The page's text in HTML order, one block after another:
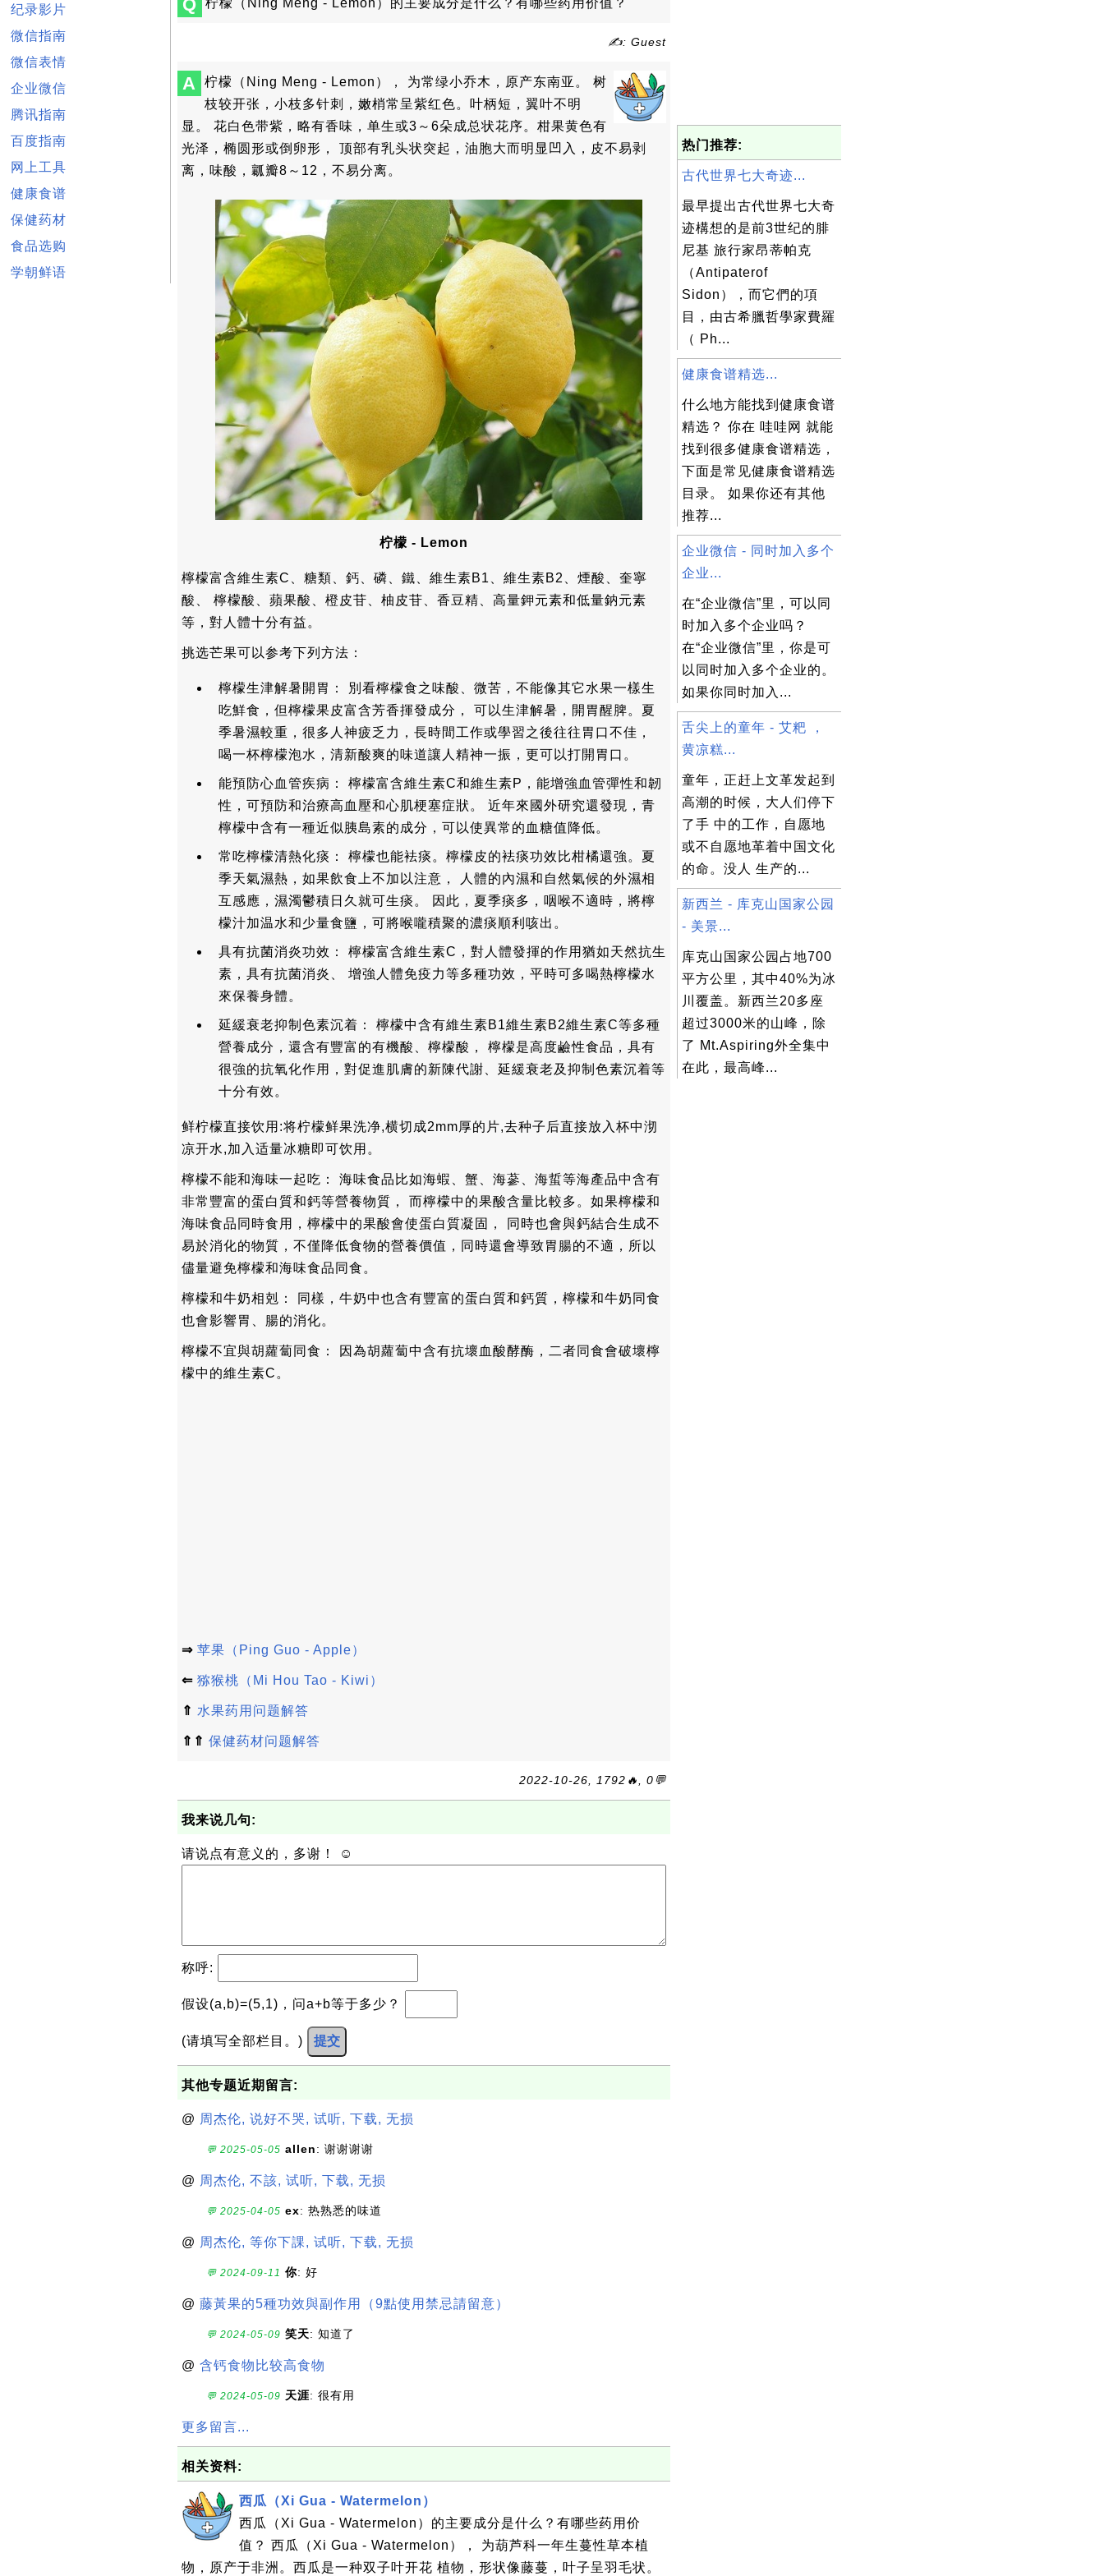
纪录影片
微信指南
微信表情
企业微信
腾讯指南
百度指南
网上工具
健康食谱
保健药材
食品选购
学朝鲜语
Q 柠檬（Ning Meng - Lemon）的主要成分是什么？有哪些药用价值？
✍: Guest
A
柠檬（Ning Meng - Lemon）， 为常绿小乔木，原产东南亚。 树
枝较开张，小枝多针刺，嫩梢常呈紫红色。叶柄短，翼叶不明
显。 花白色带紫，略有香味，单生或3～6朵成总状花序。柑果黄色有
光泽，椭圆形或倒卵形， 顶部有乳头状突起，油胞大而明显凹入，皮不易剥
离，味酸，瓤瓣8～12，不易分离。
柠檬 - Lemon
檸檬富含維生素C、糖類、鈣、磷、鐵、維生素B1、維生素B2、煙酸、奎寧
酸、 檸檬酸、蘋果酸、橙皮苷、柚皮苷、香豆精、高量鉀元素和低量鈉元素
等，對人體十分有益。
挑选芒果可以参考下列方法：
檸檬生津解暑開胃： 別看檸檬食之味酸、微苦，不能像其它水果一樣生
吃鮮食，但檸檬果皮富含芳香揮發成分， 可以生津解暑，開胃醒脾。夏
季暑濕較重，很多人神疲乏力，長時間工作或學習之後往往胃口不佳，
喝一杯檸檬泡水，清新酸爽的味道讓人精神一振，更可以打開胃口。
能預防心血管疾病： 檸檬富含維生素C和維生素P，能增強血管彈性和韌
性，可預防和治療高血壓和心肌梗塞症狀。 近年來國外研究還發現，青
檸檬中含有一種近似胰島素的成分，可以使異常的血糖值降低。
常吃檸檬清熱化痰： 檸檬也能袪痰。檸檬皮的袪痰功效比柑橘還強。夏
季天氣濕熱，如果飲食上不加以注意， 人體的內濕和自然氣候的外濕相
互感應，濕濁鬱積日久就可生痰。 因此，夏季痰多，咽喉不適時，將檸
檬汁加温水和少量食鹽，可將喉嚨積聚的濃痰順利咳出。
具有抗菌消炎功效： 檸檬富含維生素C，對人體發揮的作用猶如天然抗生
素，具有抗菌消炎、 增強人體免疫力等多種功效，平時可多喝熱檸檬水
來保養身體。
延緩衰老抑制色素沉着： 檸檬中含有維生素B1維生素B2維生素C等多種
營養成分，還含有豐富的有機酸、檸檬酸， 檸檬是高度鹼性食品，具有
很強的抗氧化作用，對促進肌膚的新陳代謝、延緩衰老及抑制色素沉着等
十分有效。
鲜柠檬直接饮用:将柠檬鲜果洗净,横切成2mm厚的片,去种子后直接放入杯中沏
凉开水,加入适量冰糖即可饮用。
檸檬不能和海味一起吃： 海味食品比如海蝦、蟹、海蔘、海蜇等海產品中含有
非常豐富的蛋白質和鈣等營養物質， 而檸檬中的果酸含量比較多。如果檸檬和
海味食品同時食用，檸檬中的果酸會使蛋白質凝固， 同時也會與鈣結合生成不
易於消化的物質，不僅降低食物的營養價值，同時還會導致胃腸的不適，所以
儘量避免檸檬和海味食品同食。
檸檬和牛奶相剋： 同樣，牛奶中也含有豐富的蛋白質和鈣質，檸檬和牛奶同食
也會影響胃、腸的消化。
檸檬不宜與胡蘿蔔同食： 因為胡蘿蔔中含有抗壞血酸酵酶，二者同食會破壞檸
檬中的維生素C。
⇒ 苹果（Ping Guo - Apple）
⇐ 猕猴桃（Mi Hou Tao - Kiwi）
⇑ 水果药用问题解答
⇑⇑ 保健药材问题解答
2022-10-26, 1792🔥, 0💬
我来说几句:
请说点有意义的，多谢！ ☺
称呼:
假设(a,b)=(5,1)，问a+b等于多少？
(请填写全部栏目。) 提交
其他专题近期留言:
@ 周杰伦, 说好不哭, 试听, 下载, 无损
💬 2025-05-05 allen: 谢谢谢谢
@ 周杰伦, 不該, 试听, 下载, 无损
💬 2025-04-05 ex: 热熟悉的味道
@ 周杰伦, 等你下課, 试听, 下载, 无损
💬 2024-09-11 你: 好
@ 藤黃果的5種功效與副作用（9點使用禁忌請留意）
💬 2024-05-09 笑天: 知道了
@ 含钙食物比较高食物
💬 2024-05-09 天涯: 很有用
更多留言...
相关资料:
西瓜（Xi Gua - Watermelon）
西瓜（Xi Gua - Watermelon）的主要成分是什么？有哪些药用价
值？ 西瓜（Xi Gua - Watermelon）， 为葫芦科一年生蔓性草本植
物，原产于非洲。西瓜是一种双子叶开花 植物，形状像藤蔓，叶子呈羽毛状。
热门推荐:
古代世界七大奇迹...
最早提出古代世界七大奇
迹構想的是前3世纪的腓
尼基 旅行家昂蒂帕克
（Antipaterof
Sidon），而它們的項
目，由古希臘哲學家費羅
（ Ph...
健康食谱精选...
什么地方能找到健康食谱
精选？ 你在 哇哇网 就能
找到很多健康食谱精选，
下面是常见健康食谱精选
目录。 如果你还有其他
推荐...
企业微信 - 同时加入多个
企业...
在“企业微信”里，可以同
时加入多个企业吗？
在“企业微信”里，你是可
以同时加入多个企业的。
如果你同时加入...
舌尖上的童年 - 艾粑 ，
黄凉糕...
童年，正赶上文革发起到
高潮的时候，大人们停下
了手 中的工作，自愿地
或不自愿地革着中国文化
的命。没人 生产的...
新西兰 - 库克山国家公园
- 美景...
库克山国家公园占地700
平方公里，其中40%为冰
川覆盖。新西兰20多座
超过3000米的山峰，除
了 Mt.Aspiring外全集中
在此，最高峰...